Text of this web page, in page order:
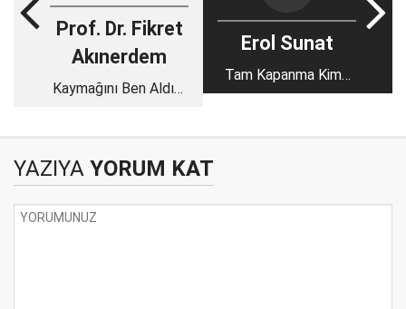
Prof. Dr. Fikret
Akınerdem
Kaymağını Ben Aldım
Erol Sunat
Tam Kapanma Kime
Yaradı?
YAZIYA YORUM KAT